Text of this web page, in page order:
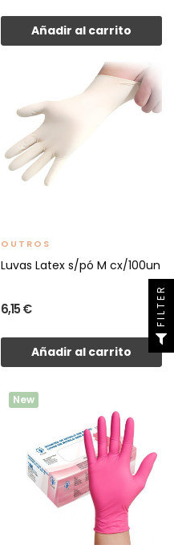
Añadir al carrito
OUTROS
Luvas Latex s/pó M cx/100un
6,15 €
Añadir al carrito
New
FILTER